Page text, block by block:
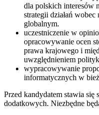
dla polskich interesów
strategii działań
globalnym.
uczestniczenie w
opracowywanie ocen
prawa krajowego i
uwzględnieniem
wypracowywanie
informatycznych w
Przed kandydatem stawia
dodatkowych. Niezbędne